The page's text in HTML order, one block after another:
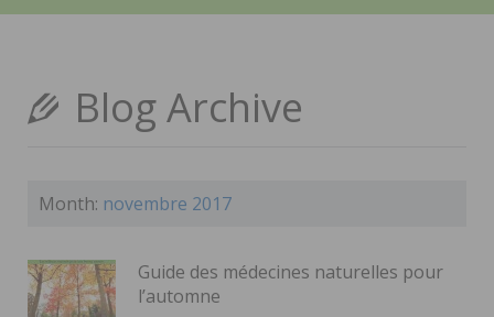
Blog Archive
Month: novembre 2017
Guide des médecines naturelles pour
l’automne